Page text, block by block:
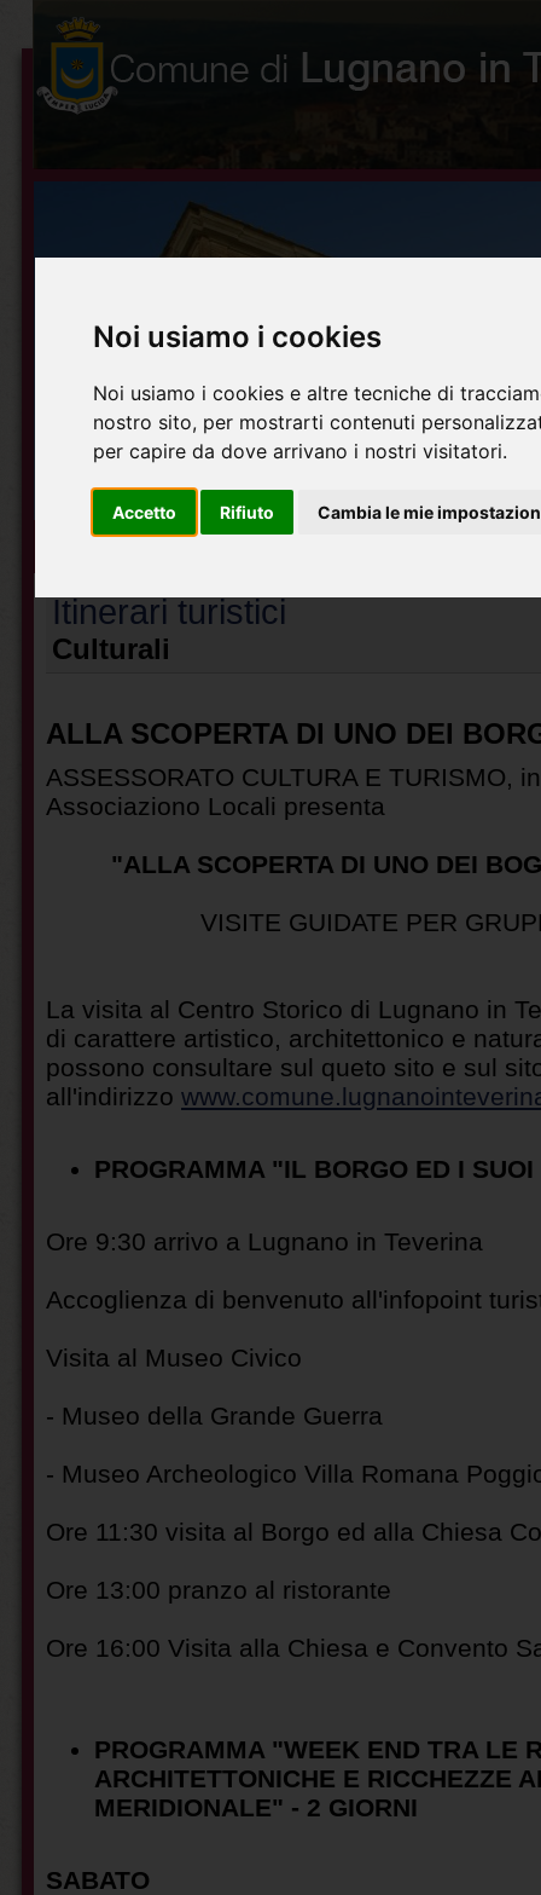
Noi usiamo i cookies
Noi usiamo i cookies e altre tecniche di
nostro sito, per mostrarti contenuti
per capire da dove arrivano i nostri visitatori.
Accetto Rifiuto Cambia le mie
Itinerari turistici
Culturali
ALLA SCOPERTA DI UNO DEI
ASSESSORATO CULTURA E TURISMO,
Associaziono Locali presenta
"ALLA SCOPERTA DI UNO DEI
VISITE GUIDATE PER
La visita al Centro Storico di Lugnano in
di carattere artistico, architettonico e
possono consultare sul queto sito e sul
all'indirizzo
PROGRAMMA "IL BORGO ED I
Ore 9:30 arrivo a Lugnano in Teverina
Accoglienza di benvenuto all'infopoint
Visita al Museo Civico
- Museo della Grande Guerra
- Museo Archeologico Villa Romana
Ore 11:30 visita al Borgo ed alla Chiesa
Ore 13:00 pranzo al ristorante
Ore 16:00 Visita alla Chiesa e Convento
PROGRAMMA "WEEK END TRA LE
ARCHITETTONICHE E RICCHEZZE
MERIDIONALE" - 2 GIORNI
SABATO